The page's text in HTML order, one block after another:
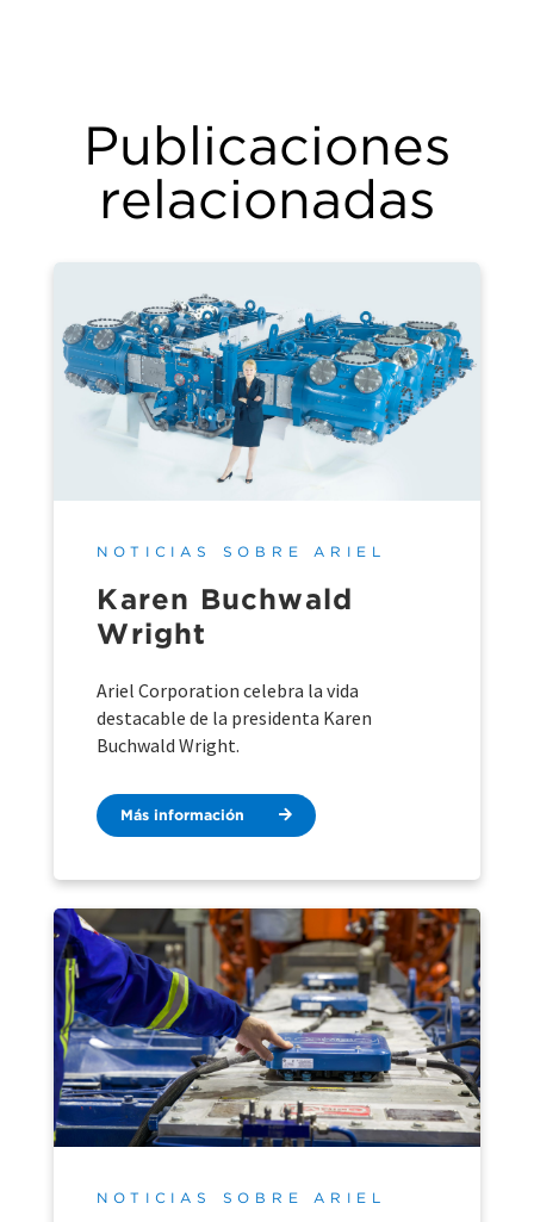
Publicaciones
relacionadas
NOTICIAS SOBRE ARIEL
Karen Buchwald
Wright
Ariel Corporation celebra la vida
destacable de la presidenta Karen
Buchwald Wright.
Más información
NOTICIAS SOBRE ARIEL